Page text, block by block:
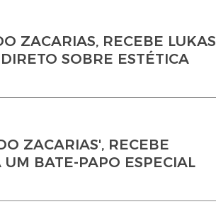
ZACARIAS, RECEBE LUKAS
SOBRE ESTÉTICA
ZACARIAS', RECEBE
BATE-PAPO ESPECIAL